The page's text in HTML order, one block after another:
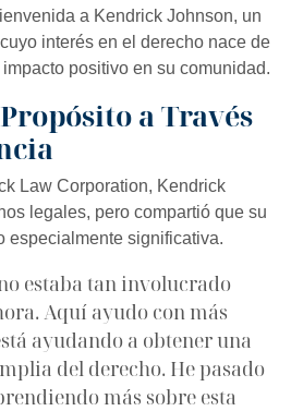
a Kendrick Johnson, un
interés en el derecho nace de
positivo en su comunidad.
a Través
Law Corporation, Kendrick
legales, pero compartió que su
especialmente significativa.
estaba tan involucrado
Aquí ayudo con más
ayudando a obtener una
del derecho. He pasado
más sobre esta